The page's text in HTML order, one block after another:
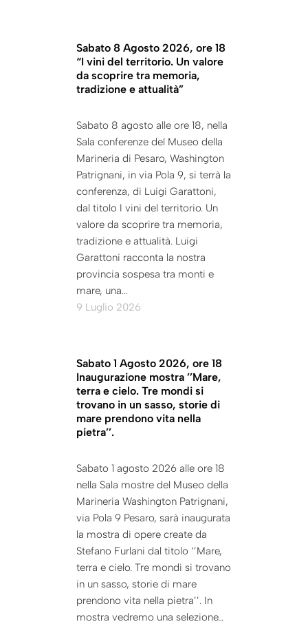
Sabato 8 Agosto 2026, ore 18
“I vini del territorio. Un valore
da scoprire tra memoria,
tradizione e attualità”
Sabato 8 agosto alle ore 18, nella
Sala conferenze del Museo della
Marineria di Pesaro, Washington
Patrignani, in via Pola 9, si terrà la
conferenza, di Luigi Garattoni,
dal titolo I vini del territorio. Un
valore da scoprire tra memoria,
tradizione e attualità. Luigi
Garattoni racconta la nostra
provincia sospesa tra monti e
mare, una…
9 Luglio 2026
Sabato 1 Agosto 2026, ore 18
Inaugurazione mostra ’’Mare,
terra e cielo. Tre mondi si
trovano in un sasso, storie di
mare prendono vita nella
pietra’’.
Sabato 1 agosto 2026 alle ore 18
nella Sala mostre del Museo della
Marineria Washington Patrignani,
via Pola 9 Pesaro, sarà inaugurata
la mostra di opere create da
Stefano Furlani dal titolo ‘’Mare,
terra e cielo. Tre mondi si trovano
in un sasso, storie di mare
prendono vita nella pietra’’. In
mostra vedremo una selezione…